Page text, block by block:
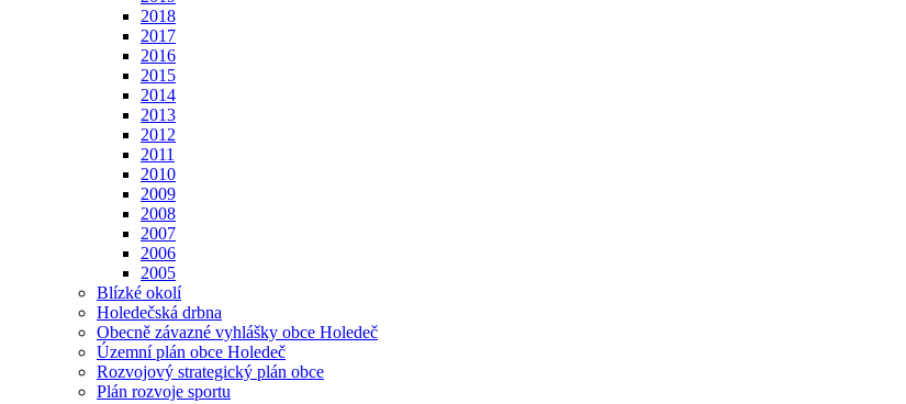
2018
2017
2016
2015
2014
2013
2012
2011
2010
2009
2008
2007
2006
2005
Blízké okolí
Holedečská drbna
Obecně závazné vyhlášky obce Holedeč
Územní plán obce Holedeč
Rozvojový strategický plán obce
Plán rozvoje sportu